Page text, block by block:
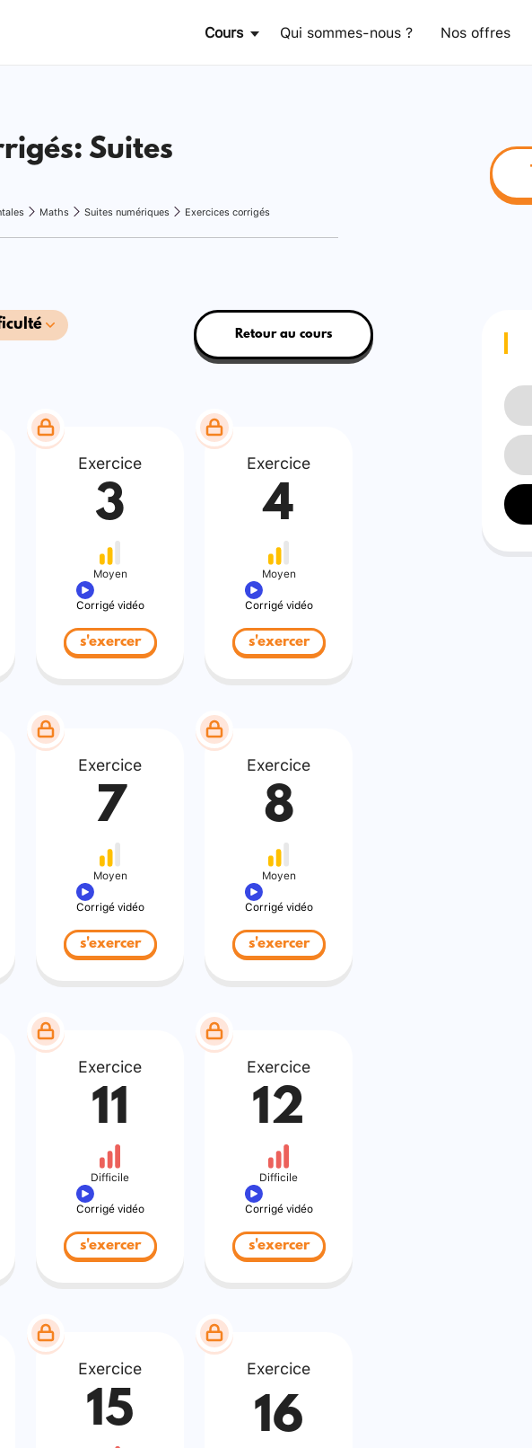
Cours Qui sommes-nous ? Nos offres
Suites
Maths Suites numériques Exercices corrigés
Retour au cours
Exercice
3
Moyen
Corrigé vidéo
s'exercer
Exercice
4
Moyen
Corrigé vidéo
s'exercer
Exercice
7
Moyen
Corrigé vidéo
s'exercer
Exercice
8
Moyen
Corrigé vidéo
s'exercer
Exercice
11
Difficile
Corrigé vidéo
s'exercer
Exercice
12
Difficile
Corrigé vidéo
s'exercer
Exercice
15
Exercice
16